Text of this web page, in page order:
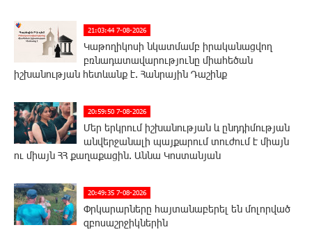
21:03:44 7-08-2026
Կաթողիկոսի նկատմամբ իրականացվող
բռնադատավարությունը միահեծան
իշխանության հետևանք է. Հանրային Դաշինք
20:59:50 7-08-2026
Մեր երկրում իշխանության և ընդդիմության
անվերջանալի պայքարում տուժում է միայն
ու միայն ՀՀ քաղաքացին. Աննա Կոստանյան
20:49:35 7-08-2026
Փրկարարները հայտանաբերել են մոլորված
զբոսաշրջիկներին